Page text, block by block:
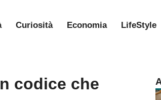
Curiosità Economia LifeStyle
codice che